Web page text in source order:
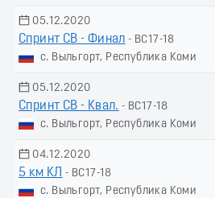
05.12.2020
Спринт СВ - Финал - ВС17-18
с. Выльгорт, Республика Коми
05.12.2020
Спринт СВ - Квал. - ВС17-18
с. Выльгорт, Республика Коми
04.12.2020
5 км КЛ
- ВС17-18
с. Выльгорт, Республика Коми